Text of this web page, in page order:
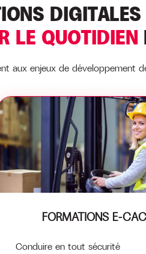
LE QUOTIDIEN
aux enjeux de développement
FORMATIONS E-
Conduire en tout sécurité